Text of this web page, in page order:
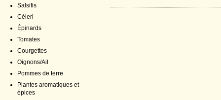
Salsifis
Céleri
Épinards
Tomates
Courgettes
Oignons/Ail
Pommes de terre
Plantes aromatiques et
épices